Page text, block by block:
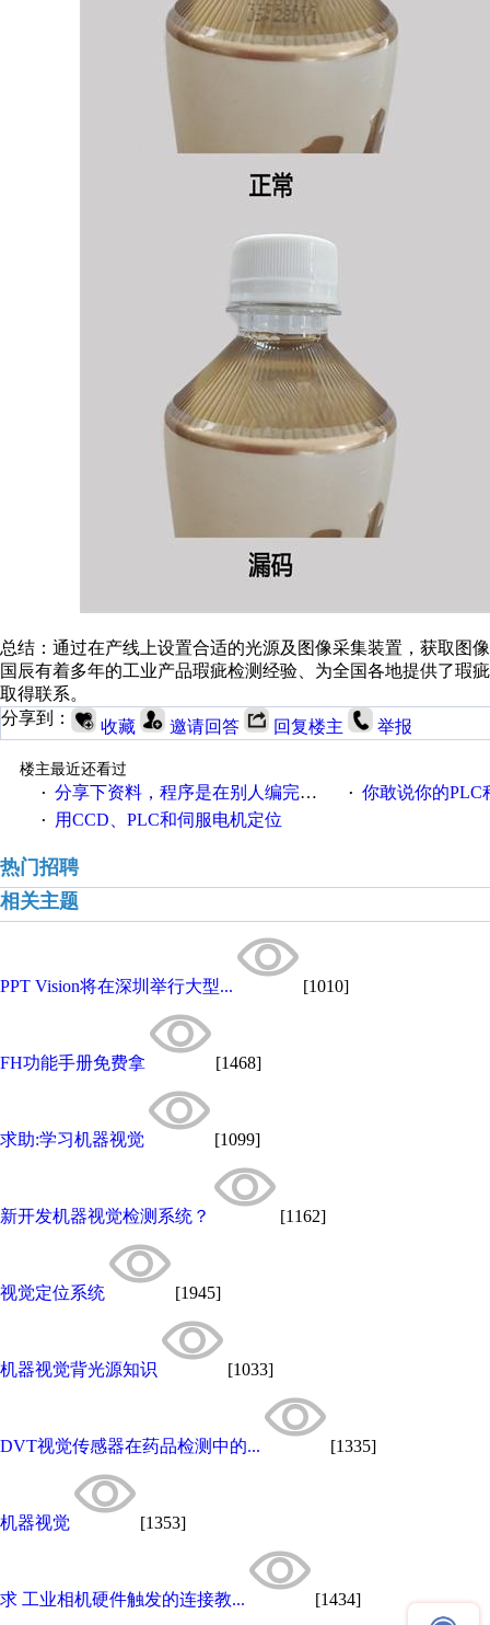
总结：通过在产线上设置合适的光源及图像采集装置，获取图
国辰有着多年的工业产品瑕疵检测经验、为全国各地提供了瑕
取得联系。
分享到：
收藏 邀请回答 回复楼主 举报
楼主最近还看过
· 分享下资料，程序是在别人编完的基础上改的 · 你敢说你的PLC程序写的好
· 用CCD、PLC和伺服电机定位
热门招聘
相关主题
PPT Vision将在深圳举行大型... [1010]
FH功能手册免费拿 [1468]
求助:学习机器视觉 [1099]
新开发机器视觉检测系统？ [1162]
视觉定位系统 [1945]
机器视觉背光源知识 [1033]
DVT视觉传感器在药品检测中的... [1335]
机器视觉 [1353]
求 工业相机硬件触发的连接教... [1434]